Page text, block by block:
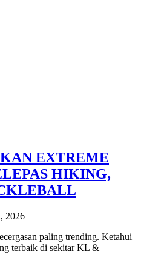
EXTREME
HIKING,
2026
paling trending. Ketahui
terbaik di sekitar KL &